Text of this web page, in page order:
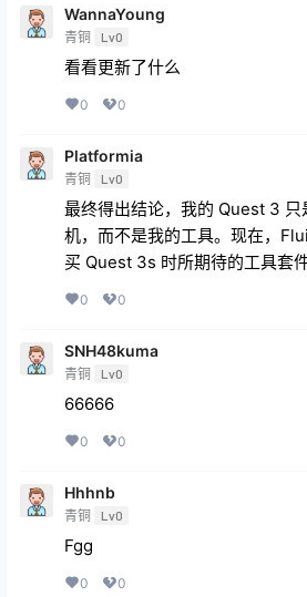
WannaYoung
青铜 Lv0
看看更新了什么
0 0
Platformia
青铜 Lv0
最终得出结论，我的 Quest 3 只
机，而不是我的工具。现在，
买 Quest 3s 时所期待的工具套
0 0
SNH48kuma
青铜 Lv0
66666
0 0
Hhhnb
青铜 Lv0
Fgg
0 0